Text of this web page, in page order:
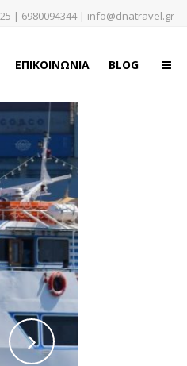
| 6980094344| info@dnatravel.gr
ΕΠΙΚΟΙΝΩΝΙΑ BLOG